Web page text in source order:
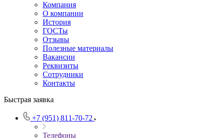
Компания
О компании
История
ГОСТы
Отзывы
Полезные материалы
Вакансии
Реквизиты
Сотрудники
Контакты
Быстрая заявка
+7 (951) 811-70-72
Телефоны